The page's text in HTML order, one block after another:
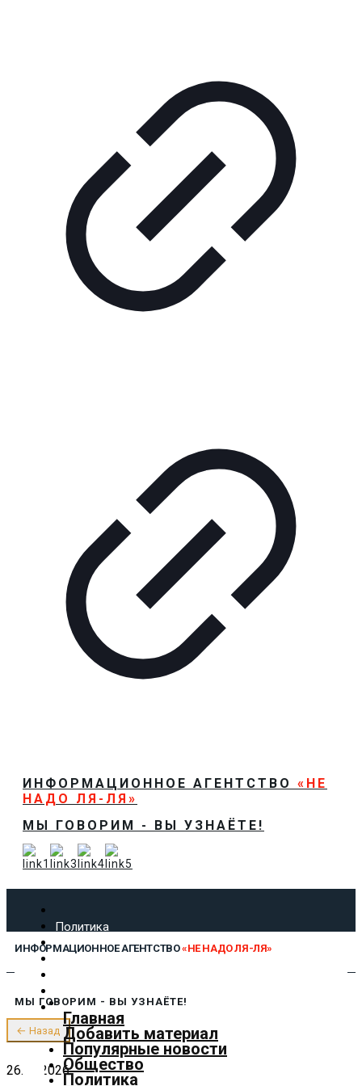
ИНФОРМАЦИОННОЕ АГЕНТСТВО «НЕ
НАДО ЛЯ-ЛЯ»
МЫ ГОВОРИМ - ВЫ УЗНАЁТЕ!
Политика
Экономика
Культура
Предложить новость
О нас
ИНФОРМАЦИОННОЕ АГЕНТСТВО«НЕ НАДО ЛЯ-ЛЯ»
Главная
Добавить материал
Популярные новости
Общество
Политика
МЫ ГОВОРИМ - ВЫ УЗНАЁТЕ!
← Назад
26.05.2026